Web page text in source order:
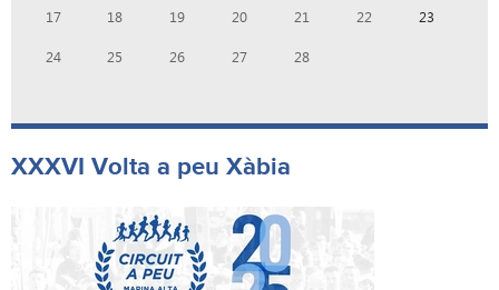
17 18 19 20 21 22 23
24 25 26 27 28
XXXVI Volta a peu Xàbia